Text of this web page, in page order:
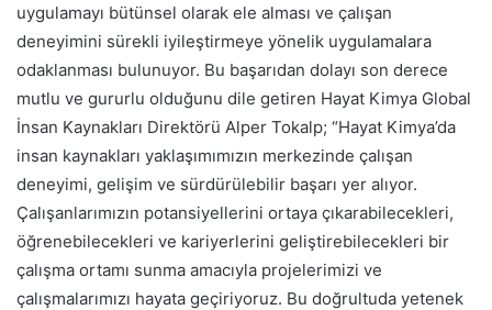
uygulamayı bütünsel olarak ele alması ve çalışan
deneyimini sürekli iyileştirmeye yönelik uygulamalara
odaklanması bulunuyor. Bu başarıdan dolayı son derece
mutlu ve gururlu olduğunu dile getiren Hayat Kimya Global
İnsan Kaynakları Direktörü Alper Tokalp; “Hayat Kimya’da
insan kaynakları yaklaşımımızın merkezinde çalışan
deneyimi, gelişim ve sürdürülebilir başarı yer alıyor.
Çalışanlarımızın potansiyellerini ortaya çıkarabilecekleri,
öğrenebilecekleri ve kariyerlerini geliştirebilecekleri bir
çalışma ortamı sunma amacıyla projelerimizi ve
çalışmalarımızı hayata geçiriyoruz. Bu doğrultuda yetenek